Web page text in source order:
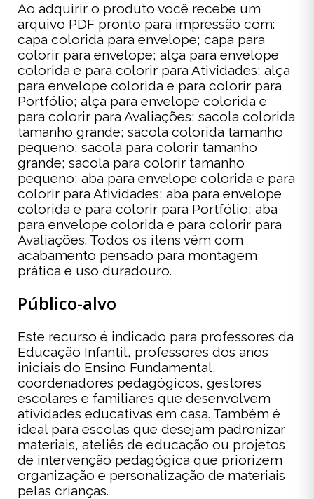
Ao adquirir o produto você recebe um
arquivo PDF pronto para impressão com:
capa colorida para envelope; capa para
colorir para envelope; alça para envelope
colorida e para colorir para Atividades; alça
para envelope colorida e para colorir para
Portfólio; alça para envelope colorida e
para colorir para Avaliações; sacola colorida
tamanho grande; sacola colorida tamanho
pequeno; sacola para colorir tamanho
grande; sacola para colorir tamanho
pequeno; aba para envelope colorida e para
colorir para Atividades; aba para envelope
colorida e para colorir para Portfólio; aba
para envelope colorida e para colorir para
Avaliações. Todos os itens vêm com
acabamento pensado para montagem
prática e uso duradouro.
Público-alvo
Este recurso é indicado para professores da
Educação Infantil, professores dos anos
iniciais do Ensino Fundamental,
coordenadores pedagógicos, gestores
escolares e familiares que desenvolvem
atividades educativas em casa. Também é
ideal para escolas que desejam padronizar
materiais, ateliês de educação ou projetos
de intervenção pedagógica que priorizem
organização e personalização de materiais
pelas crianças.